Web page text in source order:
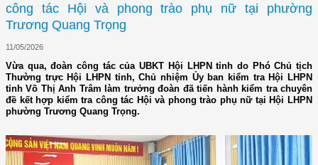
công tác Hội và phong trào phụ nữ tại phường
Trương Quang Trọng
11/05/2026
Vừa qua, đoàn công tác của UBKT Hội LHPN tỉnh do Phó Chủ tịch
Thường trực Hội LHPN tỉnh, Chủ nhiệm Ủy ban kiểm tra Hội LHPN
tỉnh Võ Thị Anh Trâm làm trưởng đoàn đã tiến hành kiểm tra chuyên
đề kết hợp kiểm tra công tác Hội và phong trào phụ nữ tại Hội LHPN
phường Trương Quang Trọng.